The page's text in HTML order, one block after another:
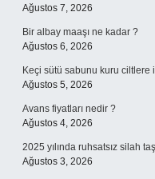
Ağustos 7, 2026
Bir albay maaşı ne kadar ?
Ağustos 6, 2026
Keçi sütü sabunu kuru ciltlere
Ağustos 5, 2026
Avans fiyatları nedir ?
Ağustos 4, 2026
2025 yılında ruhsatsız silah
Ağustos 3, 2026